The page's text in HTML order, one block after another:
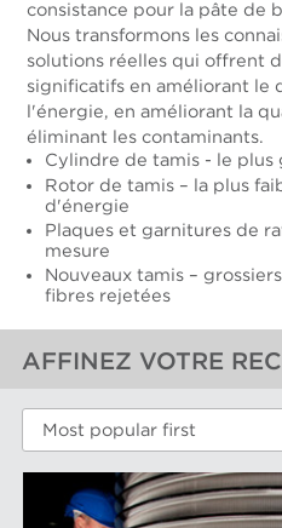
consistance pour la pâte de
Nous transformons les
solutions réelles qui offrent
significatifs en améliorant le
l'énergie, en améliorant la
éliminant les contaminants.
Cylindre de tamis - le plus
Rotor de tamis – la plus
d'énergie
Plaques et garnitures de
mesure
Nouveaux tamis –
fibres rejetées
AFFINEZ VOTRE
FILTRES APPLIQUÉS
Fibres chimiques
Most popular first